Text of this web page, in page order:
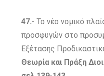
47.-Το νέο νομικό
προσφυγών στο
Εξέτασης
Θεωρία και Πράξη